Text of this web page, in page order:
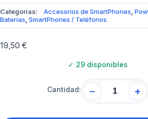
Categorías: Accesorios de SmartPhones,
Baterias, SmartPhones / Teléfonos
19,50 €
✓ 29 disponibles
Cantidad: − +